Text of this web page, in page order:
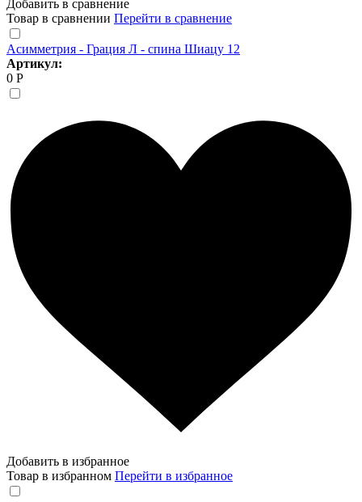
Добавить в сравнение
Товар в сравнении Перейти в сравнение
Асимметрия - Грация Л - спина Шиацу 12
Артикул:
0 Р
Добавить в избранное
Товар в избранном Перейти в избранное